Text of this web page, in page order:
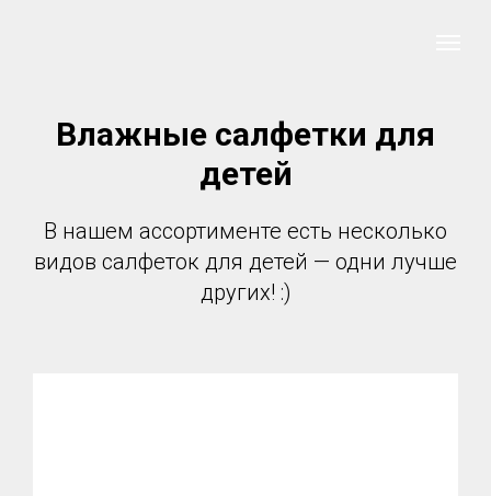
Влажные салфетки для
детей
В нашем ассортименте есть несколько
видов салфеток для детей — одни лучше
других! :)